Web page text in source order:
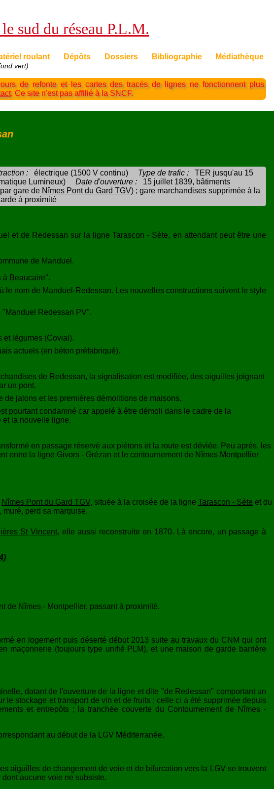
sud du réseau P.L.M.
roulant Dépôts Dossiers Bibliographie Médiathèque
vert)
de refonte et les cartes des tracés de lignes ne fonctionnent plus
. Ce site n'est pas affilié à la SNCF.
: électrique (1500 V continu) Type de trafic :
TER jusqu'au 15
Lumineux) Date d'ouverture :
15 juillet 1839, bâtiments
gare de Nîmes Pont du Gard TGV) ; gare marchandises supprimée à la
à proximité
et de Redessan sur la ligne Tarascon - Sète, en attendant peut être une
de Manduel.
à Beaucaire".
nom de Manduel-Redessan. Les nouvelles constructions suivent le style
Redessan PV".
et légumes (Covial).
actuels (en béton préfabriqué).
de Redessan, la signalisation est modifiée, des aiguilles joignant
un pont.
de jalons et les premières démolitions de maisons.
pourtant condamné car appelé à être démoli dans le cadre de la
et la nouvelle ligne.
en passage réservé aux piétons et la route est déviée. Peu après, les
entre la ligne Givors - Grézan et le contournement de Nîmes Montpellier
Nîmes Pont du Gard TGV, située à la croisée de la ligne Tarascon - Sète et du
perd sa marquise.
St Vincent, elle aussi reconstruite en 1870. Là encore, un passage à
de Nîmes - Montpellier, passant à proximité.
en logement puis déserté début 2013 suite au travaux du CNM qui ont
maçonnerie (toujours type unifié PLM), et une maison de garde barrière
datant de l'ouverture de la ligne et dite "de Redessan" comportant un
stockage et transport de vin et de fruits ; celle ci a été supprimée depuis
et entrepôts ; la tranchée couverte du Contournement de Nîmes -
au début de la LGV Méditerranée.
aiguilles de changement de voie et de bifurcation vers la LGV se trouvent
aucune voie ne subsiste.